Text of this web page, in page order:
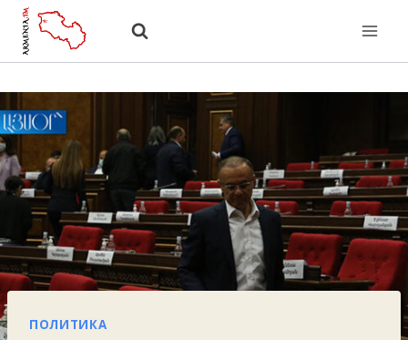
Перейти
ПОЛИТИКА